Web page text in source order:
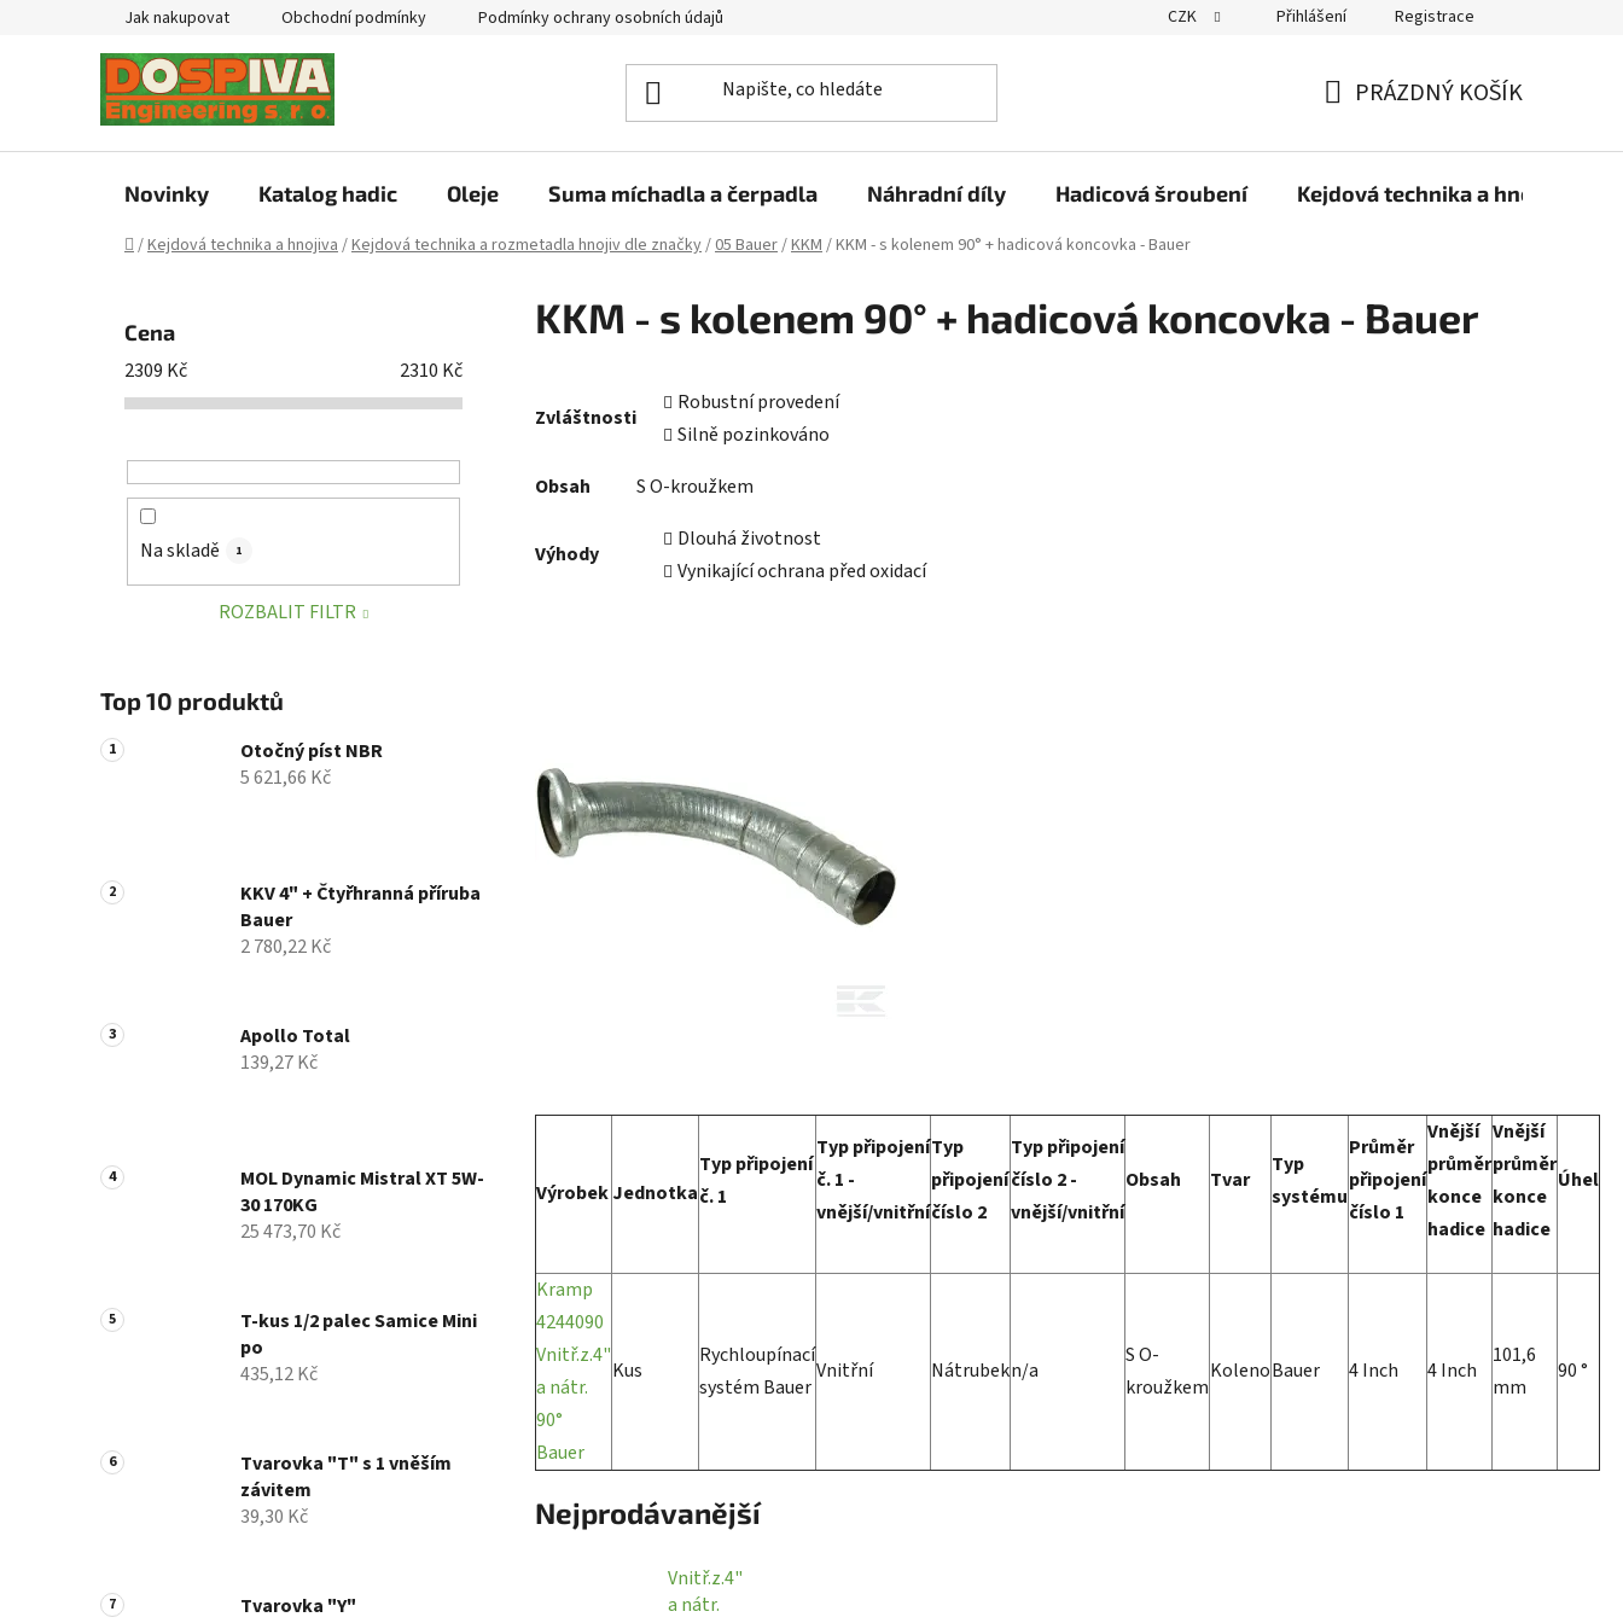
Jak nakupovat Obchodní podmínky Podmínky ochrany osobních údajů CZK Přihlášení Registrace
KOŠÍK
PRÁZDNÝ KOŠÍK
Novinky Katalog hadic Oleje Suma míchadla a čerpadla Náhradní díly Hadicová šroubení Kejdová technika a hnojiva
Domů
/Kejdová technika a hnojiva/Kejdová technika a rozmetadla hnojiv dle značky/05 Bauer/KKM/KKM - s kolenem 90° + hadicová koncovka - Bauer
l
Cena
2309 Kč 2310 Kč
Na skladě 1
ROZBALIT FILTR
Top 10 produktů
Otočný píst NBR
5 621,66 Kč
KKV 4" + Čtyřhranná příruba
Bauer
2 780,22 Kč
Apollo Total
139,27 Kč
MOL Dynamic Mistral XT 5W-
30 170KG
25 473,70 Kč
T-kus 1/2 palec Samice Mini
po
435,12 Kč
Tvarovka "T" s 1 vněším
závitem
39,30 Kč
Tvarovka "Y"
KKM - s kolenem 90° + hadicová koncovka - Bauer
Zvláštnosti
Robustní provedení
Silně pozinkováno
Obsah
S O-kroužkem
Výhody
Dlouhá životnost
Vynikající ochrana před oxidací
VýrobekJednotka
Typ připojení
č. 1
Typ připojení
č. 1 -
vnější/vnitřní
Typ
připojení
číslo 2
Typ připojení
číslo 2 -
vnější/vnitřní
Obsah Tvar
Typ
systému
Průměr
připojení
číslo 1
Vnější
průměr
konce
hadice
Vnější
průměr
konce
hadice
Úhel
Kramp
4244090
Vnitř.z.4"
a nátr.
90°
Bauer
Kus
Rychloupínací
systém Bauer
Vnitřní Nátrubekn/a
S O-
kroužkem
KolenoBauer 4 Inch 4 Inch
101,6
mm
90 °
Nejprodávanější
Vnitř.z.4"
a nátr.